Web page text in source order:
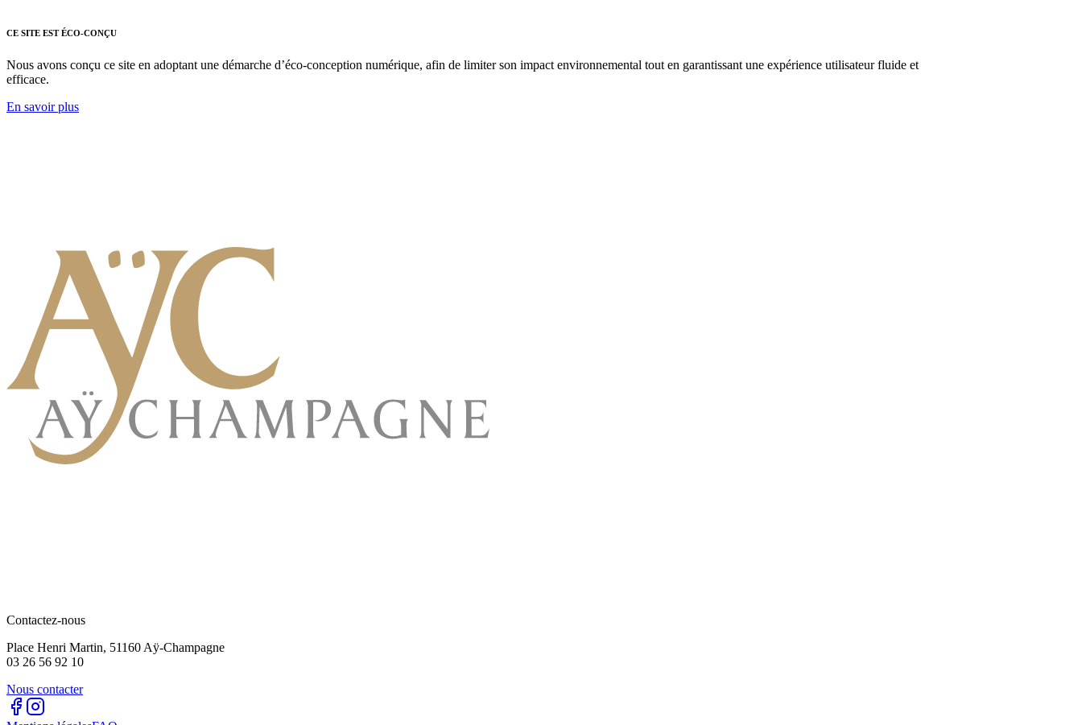
CE SITE EST ÉCO-CONÇU
Nous avons conçu ce site en adoptant une démarche d’éco-conception numérique, afin de limiter son impact environnemental tout en garantissant une expérience utilisateur fluide et
efficace.
En savoir plus
Contactez-nous
Place Henri Martin, 51160 Aÿ-Champagne
03 26 56 92 10
Nous contacter